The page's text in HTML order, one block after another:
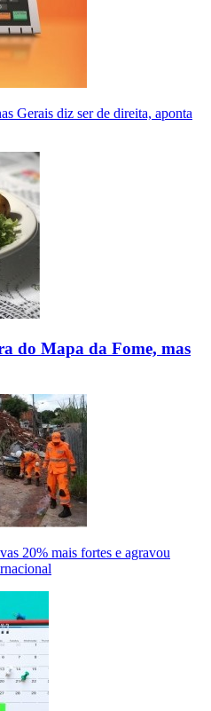
Gerais diz ser de direita, aponta
do Mapa da Fome, mas
20% mais fortes e agravou